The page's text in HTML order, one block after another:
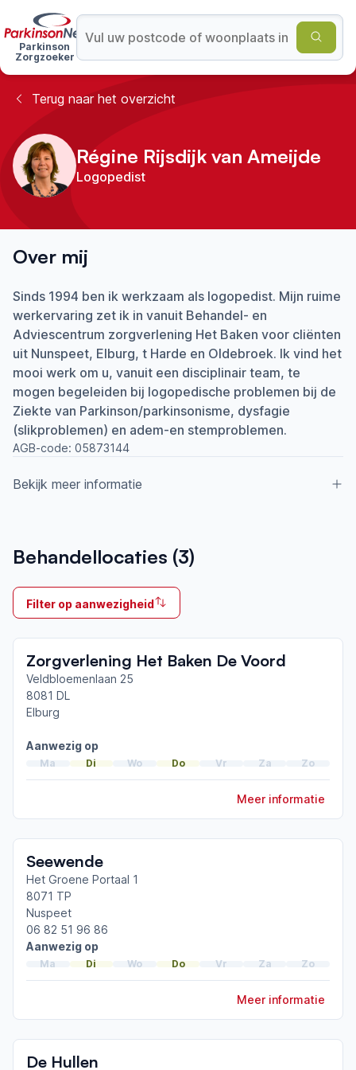
Parkinson
Zorgzoeker
Terug naar het overzicht
Régine Rijsdijk van Ameijde
Logopedist
Over mij
Sinds 1994 ben ik werkzaam als logopedist. Mijn ruime
werkervaring zet ik in vanuit Behandel- en
Adviescentrum zorgverlening Het Baken voor cliënten
uit Nunspeet, Elburg, t Harde en Oldebroek. Ik vind het
mooi werk om u, vanuit een disciplinair team, te
mogen begeleiden bij logopedische problemen bij de
Ziekte van Parkinson/parkinsonisme, dysfagie
(slikproblemen) en adem-en stemproblemen.
AGB-code: 05873144
Bekijk meer informatie
2013
Ik behandel
Op locatie & Thuis
netwerk
Harderwijk
Afgeronde ParkinsonNet-scholingen
ParkinsonNet congres 2026
Ademhalingstraining voor mensen met de ziekte
van Parkinson
Toon meer afgeronde scholingen
Behandellocaties (3)
Filter op aanwezigheid
Zorgverlening Het Baken De Voord
Veldbloemenlaan 25
8081 DL
Elburg
Aanwezig op
Ma Di Wo Do Vr Za Zo
Meer informatie
Seewende
Het Groene Portaal 1
8071 TP
Nuspeet
06 82 51 96 86
Aanwezig op
Ma Di Wo Do Vr Za Zo
Meer informatie
De Hullen